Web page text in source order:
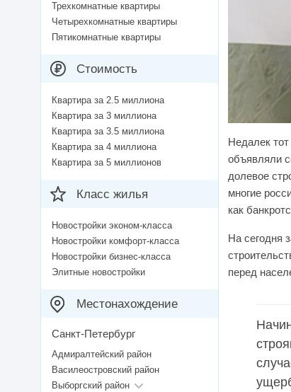
Недалек
объявляли
долевое
многие
как
На сегодня
перед
Трехкомнатные квартиры
Четырехкомнатные квартиры
Пятикомнатные квартиры
Стоимость
Квартира за 2.5 миллиона
Квартира за 3 миллиона
Квартира за 3.5 миллиона
Квартира за 4 миллиона
Квартира за 5 миллионов
Класс жилья
Новостройки эконом-класса
Новостройки комфорт-класса
Новостройки бизнес-класса
Элитные новостройки
Местонахождение
Санкт-Петербург
Адмиралтейский район
Василеостровский район
Выборгский район